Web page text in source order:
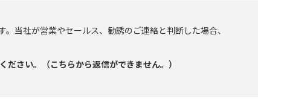
当社が営業やセールス、勧誘のご連絡と判断した場合、
さい。（こちらから返信ができません。）